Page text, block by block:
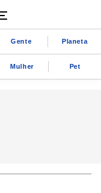
Gente Planeta
Mulher Pet